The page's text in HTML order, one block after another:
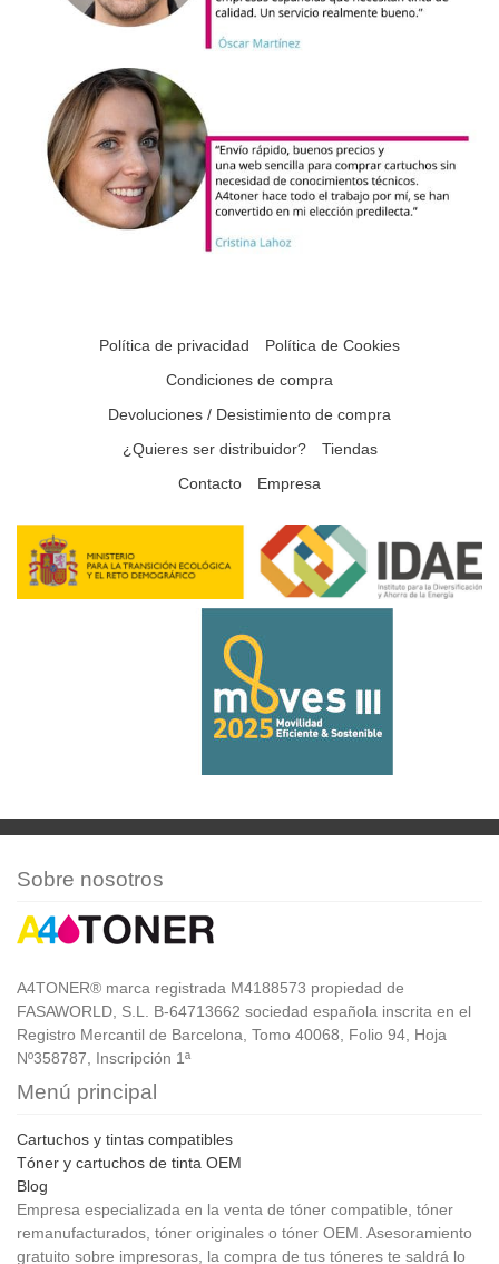
Política de privacidad
Política de Cookies
Condiciones de compra
Devoluciones / Desistimiento de compra
¿Quieres ser distribuidor?
Tiendas
Contacto
Empresa
Sobre nosotros
A4TONER® marca registrada M4188573 propiedad de
FASAWORLD, S.L. B-64713662 sociedad española inscrita en el
Registro Mercantil de Barcelona, Tomo 40068, Folio 94, Hoja
Nº358787, Inscripción 1ª
Menú principal
Cartuchos y tintas compatibles
Tóner y cartuchos de tinta OEM
Blog
Empresa especializada en la venta de tóner compatible, tóner
remanufacturados, tóner originales o tóner OEM. Asesoramiento
gratuito sobre impresoras, la compra de tus tóneres te saldrá lo